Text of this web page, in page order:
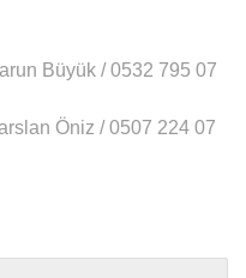
Büyük / 0532 795 07
Öniz / 0507 224 07